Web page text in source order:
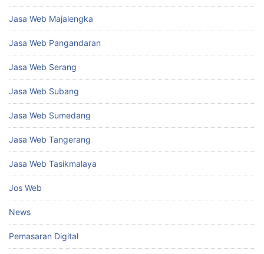
Jasa Web Majalengka
Jasa Web Pangandaran
Jasa Web Serang
Jasa Web Subang
Jasa Web Sumedang
Jasa Web Tangerang
Jasa Web Tasikmalaya
Jos Web
News
Pemasaran Digital